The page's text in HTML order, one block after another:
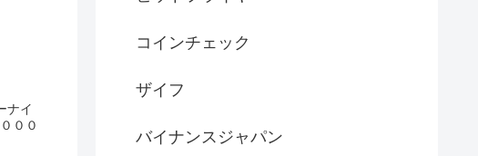
ナイ
００
コインチェック
ザイフ
バイナンスジャパン